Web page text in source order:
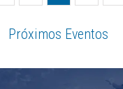
Próximos Eventos